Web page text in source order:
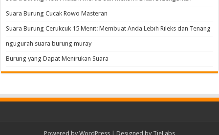
Suara Burung Cucak Rowo Masteran
Suara Burung Cerukcuk 15 Menit: Membuat Anda Lebih Rileks dan Tenang
ngugurah suara burung muray
Burung yang Dapat Menirukan Suara
Powered by WordPress | Designed by TieLabs